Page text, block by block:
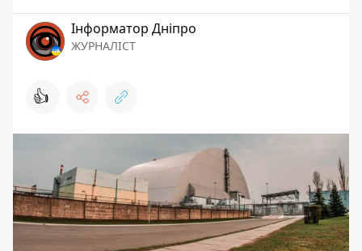
Інформатор Дніпро
ЖУРНАЛІСТ
👍